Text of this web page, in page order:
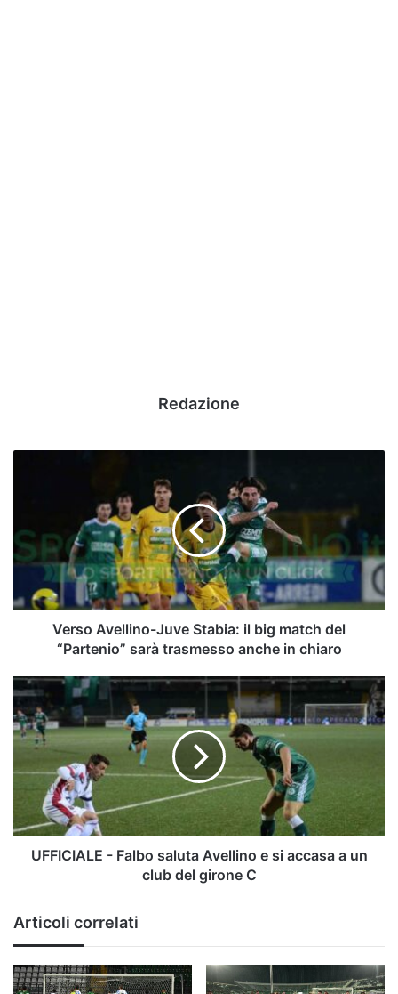
Redazione
il
big
match
“Partenio”
trasmesso
in
chiaro
Verso Avellino-Juve Stabia: il big match del
“Partenio” sarà trasmesso anche in chiaro
UFFICIALE
Falbo
saluta
e
accasa
a
C
UFFICIALE - Falbo saluta Avellino e si accasa a un
club del girone C
Articoli correlati